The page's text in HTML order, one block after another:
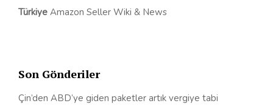
Türkiye Amazon Seller Wiki & News
Son Gönderiler
Çin’den ABD’ye giden paketler artık vergiye tabi